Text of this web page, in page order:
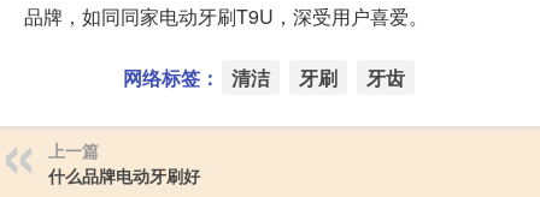
品牌，如同同家电动牙刷T9U，深受用户喜爱。
网络标签： 清洁 牙刷 牙齿
上一篇
什么品牌电动牙刷好